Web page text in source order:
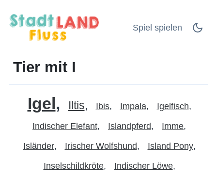
Spiel spielen
Tier mit I
Igel Iltis Ibis Impala Igelfisch
Indischer Elefant Islandpferd Imme
Isländer Irischer Wolfshund Island Pony
Inselschildkröte Indischer Löwe